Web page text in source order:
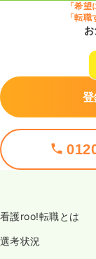
「希
「転
看護roo!転職とは
選考状況